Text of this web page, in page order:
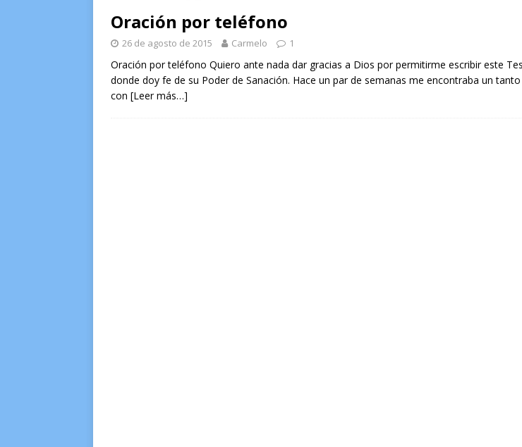
Oración por teléfono
26 de agosto de 2015 Carmelo 1
Oración por teléfono Quiero ante nada dar gracias a Dios por permitirme escribir este
donde doy fe de su Poder de Sanación. Hace un par de semanas me encontraba un
con [Leer más…]